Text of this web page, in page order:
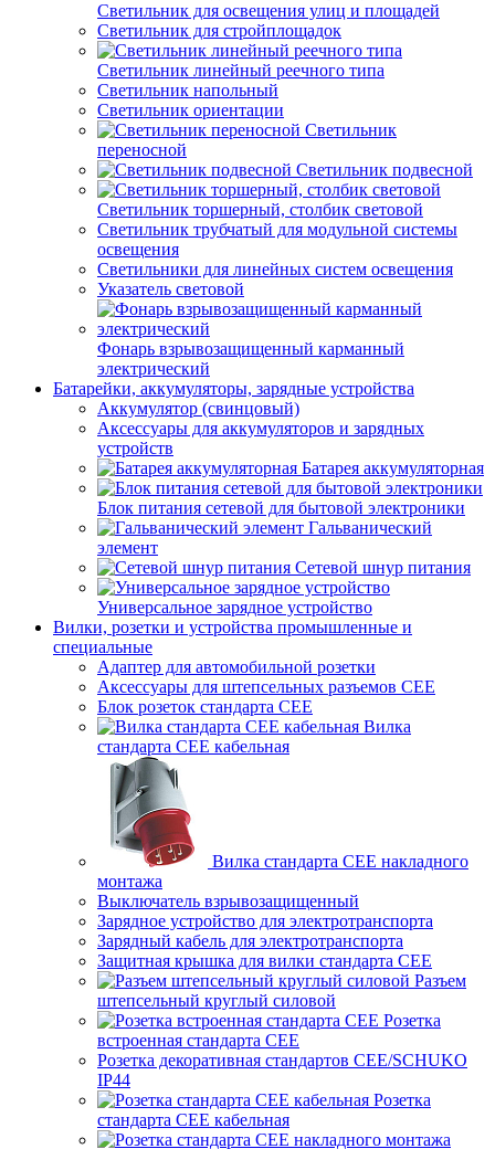
Светильник для освещения улиц и площадей
Светильник для стройплощадок
Светильник линейный реечного типа
Светильник напольный
Светильник ориентации
Светильник
переносной
Светильник подвесной
Светильник торшерный, столбик световой
Светильник трубчатый для модульной системы
освещения
Светильники для линейных систем освещения
Указатель световой
Фонарь взрывозащищенный карманный
электрический
Батарейки, аккумуляторы, зарядные устройства
Аккумулятор (свинцовый)
Аксессуары для аккумуляторов и зарядных
устройств
Батарея аккумуляторная
Блок питания сетевой для бытовой электроники
Гальванический
элемент
Сетевой шнур питания
Универсальное зарядное устройство
Вилки, розетки и устройства промышленные и
специальные
Адаптер для автомобильной розетки
Аксессуары для штепсельных разъемов CEE
Блок розеток стандарта CEE
Вилка
стандарта CEE кабельная
Вилка стандарта CEE накладного
монтажа
Выключатель взрывозащищенный
Зарядное устройство для электротранспорта
Зарядный кабель для электротранспорта
Защитная крышка для вилки стандарта CEE
Разъем
штепсельный круглый силовой
Розетка
встроенная стандарта CEE
Розетка декоративная стандартов CEE/SCHUKO
IP44
Розетка
стандарта СЕЕ кабельная